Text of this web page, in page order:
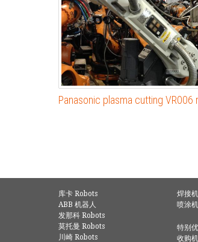
Panasonic plasma cutting VR006
库卡 Robots
ABB 机器人
发那科 Robots
莫托曼 Robots
川崎 Robots
焊接
喷涂
特别
收购